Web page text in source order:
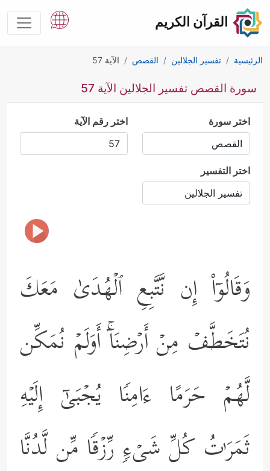
القرآن الكريم
الرئيسية تفسير الجلالين القصص الآية 57
سورة القصص تفسير الجلالين الآية 57
اختر سورة اختر رقم الآية
اختر التفسير
وَقَالُوۤاْ إِن نَّتَّبِعِ ٱلۡهُدَىٰ مَعَكَ
نُتَخَطَّفۡ مِنۡ أَرۡضِنَاۤۚ أَوَلَمۡ نُمَكِّن
لَّهُمۡ حَرَمًا ءَامِنࣰا یُجۡبَىٰۤ إِلَیۡهِ
ثَمَرَ ٰ⁠تُ كُلِّ شَیۡءࣲ رِّزۡقࣰا مِّن لَّدُنَّا